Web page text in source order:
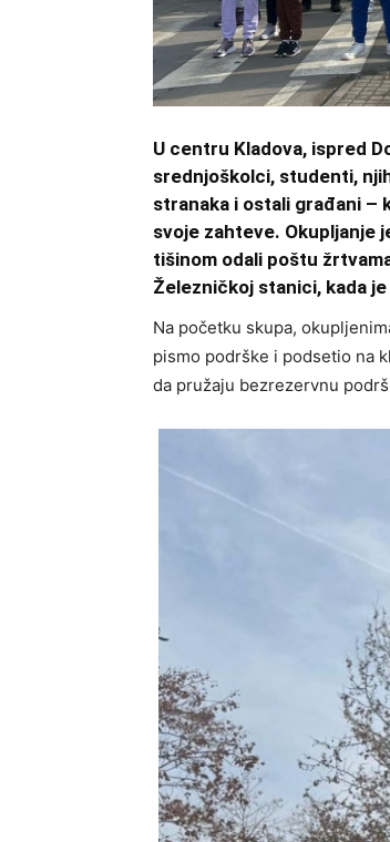
U centru Kladova, ispred
srednjoškolci, studenti,
stranaka i ostali građani –
svoje zahteve. Okupljanje
tišinom odali poštu
Železničkoj stanici, kada
Na početku skupa,
pismo podrške i podsetio na
da pružaju bezrezervnu